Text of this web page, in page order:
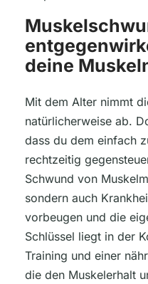
deine
Mit dem Alter nimmt
natürlicherweise ab.
dass du dem einfach
rechtzeitig
Schwund von
sondern auch
vorbeugen und die
Schlüssel liegt in der
Training und einer
die den Muskelerhalt